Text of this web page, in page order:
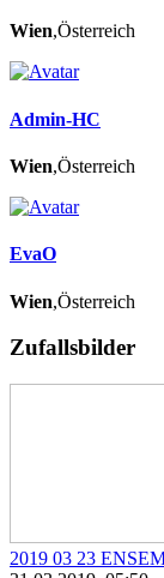
Wien,Österreich
Admin-HC
Wien,Österreich
EvaO
Wien,Österreich
Zufallsbilder
2019 03 23